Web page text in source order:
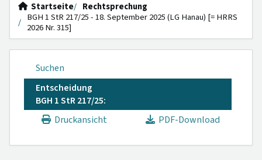
Startseite
Rechtsprechung
BGH 1 StR 217/25 - 18. September 2025 (LG Hanau) [= HRRS
2026 Nr. 315]
Suchen
Entscheidung
BGH 1 StR 217/25:
Druckansicht
PDF-Download